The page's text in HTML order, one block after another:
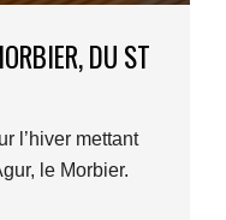
DU ST
l’hiver mettant
le Morbier.